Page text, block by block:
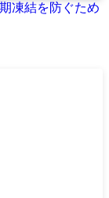
凍結を防ぐため